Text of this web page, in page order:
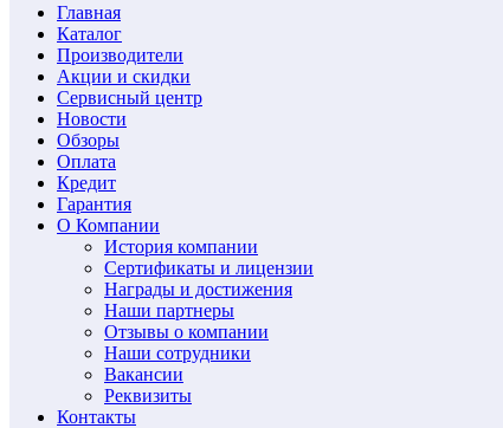
Главная
Каталог
Производители
Акции и скидки
Сервисный центр
Новости
Обзоры
Оплата
Кредит
Гарантия
О Компании
История компании
Сертификаты и лицензии
Награды и достижения
Наши партнеры
Отзывы о компании
Наши сотрудники
Вакансии
Реквизиты
Контакты